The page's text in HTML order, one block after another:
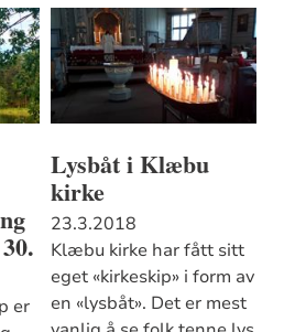
er
Lysbåt i Klæbu
kirke
23.3.2018
Klæbu kirke har fått sitt
eget «kirkeskip» i form av
en «lysbåt». Det er mest